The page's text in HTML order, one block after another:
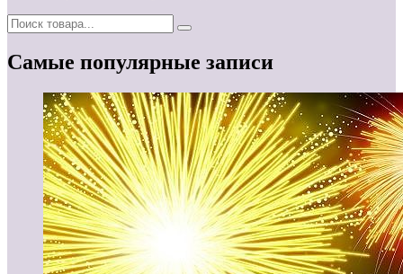
Самые популярные записи